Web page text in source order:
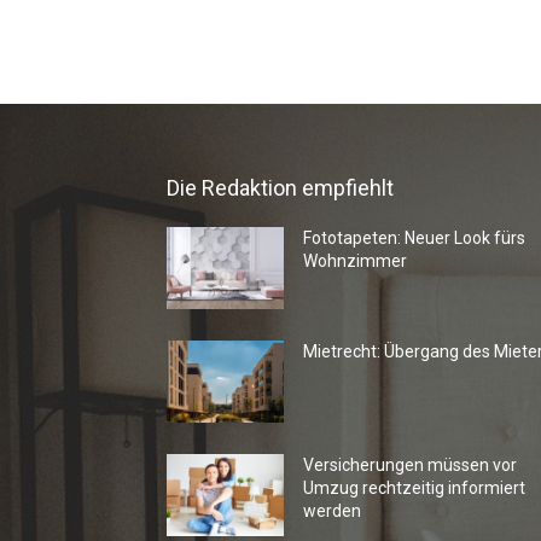
Die Redaktion empfiehlt
Fototapeten: Neuer Look fürs
Wohnzimmer
Mietrecht: Übergang des
Versicherungen müssen vor
Umzug rechtzeitig informiert
werden